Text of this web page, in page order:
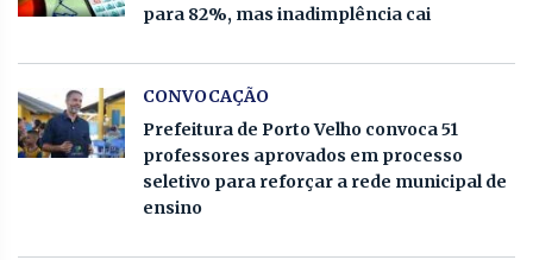
para 82%, mas inadimplência cai
CONVOCAÇÃO
Prefeitura de Porto Velho convoca 51
professores aprovados em processo
seletivo para reforçar a rede municipal de
ensino